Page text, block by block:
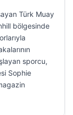
Türk Muay
bölgesinde
sporcu,
Sophie